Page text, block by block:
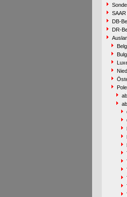
DB-
DR-